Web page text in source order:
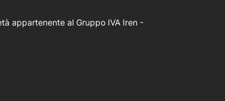
appartenente al Gruppo IVA Iren -